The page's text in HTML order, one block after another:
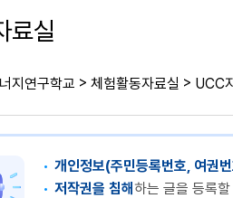
료실
지연구학교 > 체험활동자료실 > UCC
개인정보(주민등록번호, 여권
저작권을 침해하는 글을 등록